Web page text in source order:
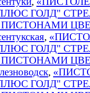
ГОЛД"
,
ГОЛД"
,
ГОЛД"